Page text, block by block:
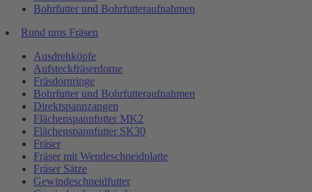
Bohrfutter und Bohrfutteraufnahmen
Rund ums Fräsen
Ausdrehköpfe
Aufsteckfräserdorne
Fräsdornringe
Bohrfutter und Bohrfutteraufnahmen
Direktspannzangen
Flächenspannfutter MK2
Flächenspannfutter SK30
Fräser
Fräser mit Wendeschneidplatte
Fräser Sätze
Gewindeschneidfutter